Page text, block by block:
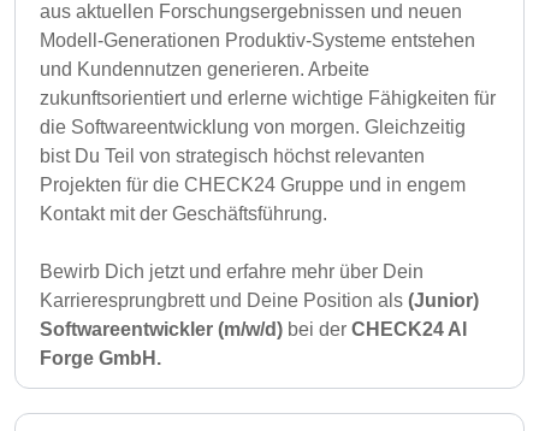
aus aktuellen Forschungsergebnissen und neuen
Modell-Generationen Produktiv-Systeme entstehen
und Kundennutzen generieren. Arbeite
zukunftsorientiert und erlerne wichtige Fähigkeiten für
die Softwareentwicklung von morgen. Gleichzeitig
bist Du Teil von strategisch höchst relevanten
Projekten für die CHECK24 Gruppe und in engem
Kontakt mit der Geschäftsführung.
Bewirb Dich jetzt und erfahre mehr über Dein
Karrieresprungbrett und Deine Position als (Junior)
Softwareentwickler (m/w/d) bei der CHECK24 AI
Forge GmbH.